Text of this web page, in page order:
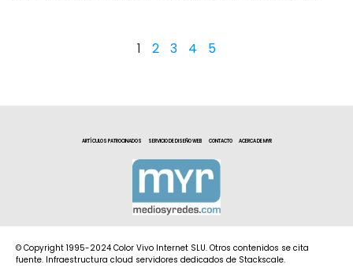
1 2 3 4 5
ARTÍCULOS PATROCINADOS SERVICIO DE DISEÑO WEB CONTACTO ACERCA DE MYR
© Copyright 1995-2024 Color Vivo Internet SLU. Otros contenidos se cita
fuente. Infraestructura cloud servidores dedicados de Stackscale.